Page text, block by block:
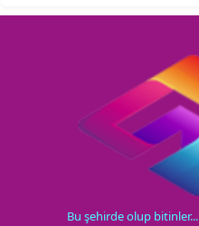
Bu şehirde olup bitinler...